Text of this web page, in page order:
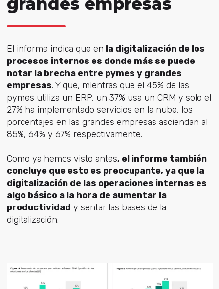
El informe indica que en la digitalización de los
procesos internos es donde más se puede
notar la brecha entre pymes y grandes
empresas. Y que, mientras que el 45% de las
pymes utiliza un ERP, un 37% usa un CRM y solo el
27% ha implementado servicios en la nube, los
porcentajes en las grandes empresas asciendan al
85%, 64% y 67% respectivamente.
Como ya hemos visto antes, el informe también
concluye que esto es preocupante, ya que la
digitalización de las operaciones internas es
algo básico a la hora de aumentar la
productividad y sentar las bases de la
digitalización.